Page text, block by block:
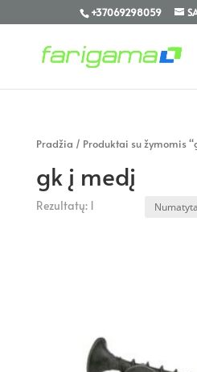
+37069298059
Pradžia / Produktai su žymomis
gk į medį
Rezultatų: 1